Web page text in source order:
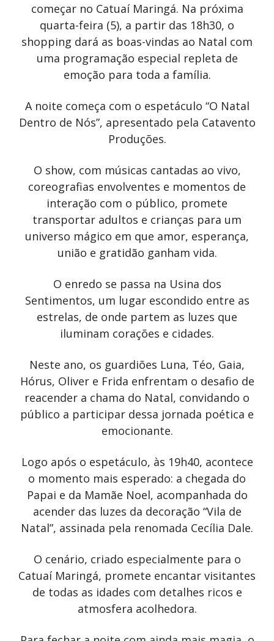
começar no Catuaí Maringá. Na próxima
quarta-feira (5), a partir das 18h30, o
shopping dará as boas-vindas ao Natal com
uma programação especial repleta de
emoção para toda a família.
A noite começa com o espetáculo “O Natal
Dentro de Nós”, apresentado pela Catavento
Produções.
O show, com músicas cantadas ao vivo,
coreografias envolventes e momentos de
interação com o público, promete
transportar adultos e crianças para um
universo mágico em que amor, esperança,
união e gratidão ganham vida.
O enredo se passa na Usina dos
Sentimentos, um lugar escondido entre as
estrelas, de onde partem as luzes que
iluminam corações e cidades.
Neste ano, os guardiões Luna, Téo, Gaia,
Hórus, Oliver e Frida enfrentam o desafio de
reacender a chama do Natal, convidando o
público a participar dessa jornada poética e
emocionante.
Logo após o espetáculo, às 19h40, acontece
o momento mais esperado: a chegada do
Papai e da Mamãe Noel, acompanhada do
acender das luzes da decoração “Vila de
Natal”, assinada pela renomada Cecília Dale.
O cenário, criado especialmente para o
Catuaí Maringá, promete encantar visitantes
de todas as idades com detalhes ricos e
atmosfera acolhedora.